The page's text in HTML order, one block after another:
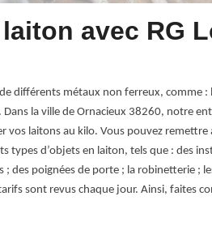
avec RG
différents métaux non ferreux, comme :
Dans la ville de Ornacieux 38260, notre
vos laitons au kilo. Vous pouvez remettre
types d’objets en laiton, tels que : des
; des poignées de porte ; la robinetterie ;
sont revus chaque jour. Ainsi, faites